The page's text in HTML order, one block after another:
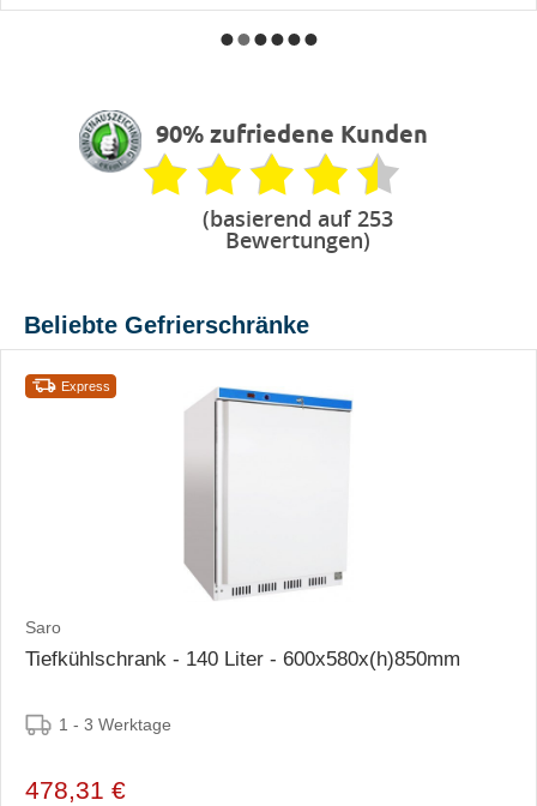
90% zufriedene Kunden
(basierend auf 253
Bewertungen)
Beliebte Gefrierschränke
Express
Saro
Tiefkühlschrank - 140 Liter - 600x580x(h)850mm
1 - 3 Werktage
478,31 €